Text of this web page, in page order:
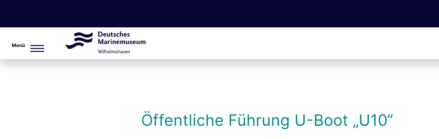
Menü
Öffentliche Führung U-Boot „U10“